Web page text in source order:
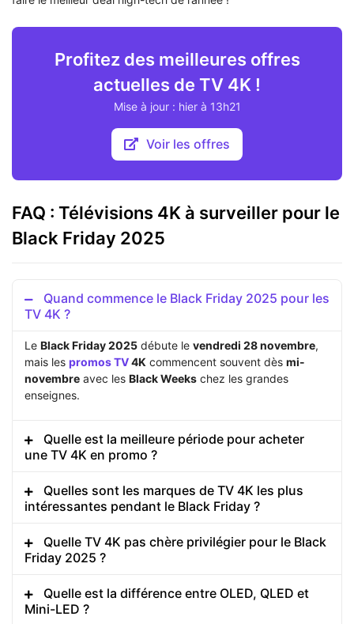
Profitez des meilleures offres
actuelles de TV 4K !
Mise à jour : hier à 13h21
Voir les offres
FAQ : Télévisions 4K à surveiller pour le
Black Friday 2025
Quand commence le Black Friday 2025 pour les
TV 4K ?
Le Black Friday 2025 débute le vendredi 28 novembre,
mais les promos TV4K commencent souvent dès mi-
novembre avec les Black Weeks chez les grandes
enseignes.
Quelle est la meilleure période pour acheter
une TV 4K en promo ?
Quelles sont les marques de TV 4K les plus
intéressantes pendant le Black Friday ?
Quelle TV 4K pas chère privilégier pour le Black
Friday 2025 ?
Quelle est la différence entre OLED, QLED et
Mini-LED ?